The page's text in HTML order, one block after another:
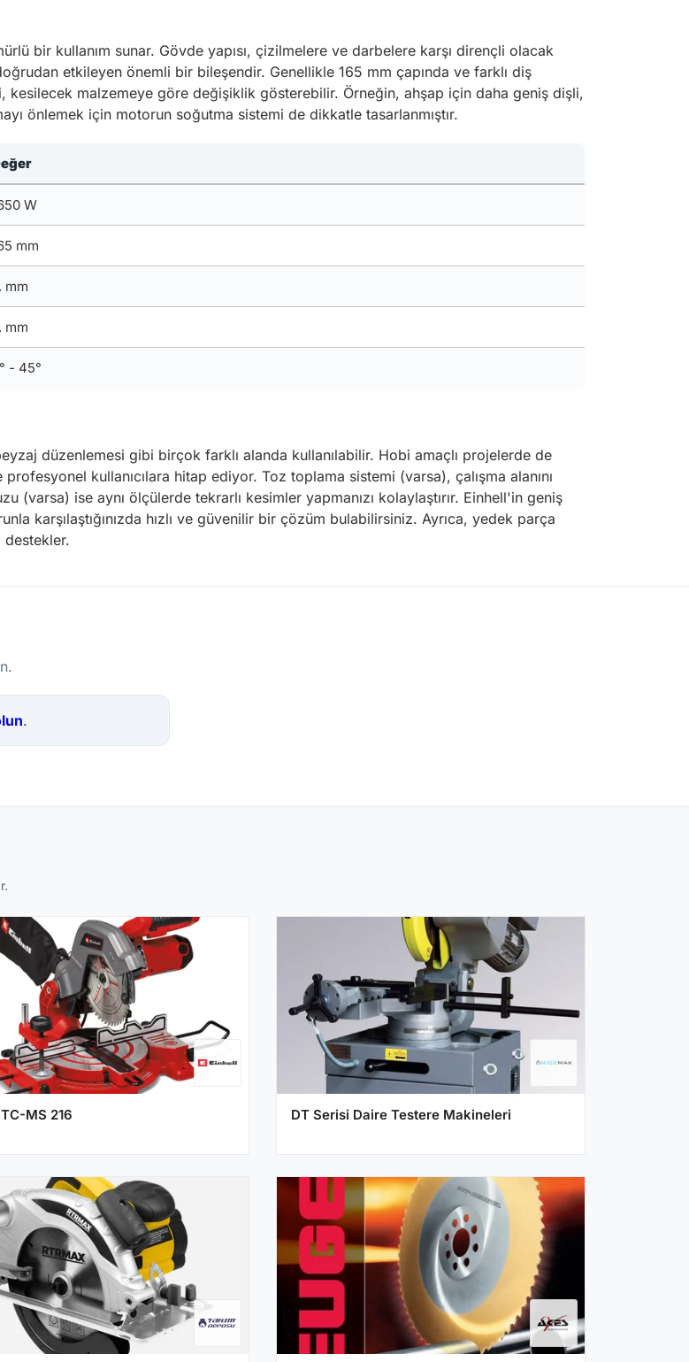
bir kullanım sunar. Gövde yapısı, çizilmelere ve darbelere karşı dirençli olacak
etkileyen önemli bir bileşendir. Genellikle 165 mm çapında ve farklı diş
kesilecek malzemeye göre değişiklik gösterebilir. Örneğin, ahşap için daha geniş dişli,
önlemek için motorun soğutma sistemi de dikkatle tasarlanmıştır.
W
mm
mm
mm
- 45°
düzenlemesi gibi birçok farklı alanda kullanılabilir. Hobi amaçlı projelerde de
kullanıcılara hitap ediyor. Toz toplama sistemi (varsa), çalışma alanını
(varsa) ise aynı ölçülerde tekrarlı kesimler yapmanızı kolaylaştırır. Einhell'in geniş
karşılaştığınızda hızlı ve güvenilir bir çözüm bulabilirsiniz. Ayrıca, yedek parça
destekler.
.
MS 216 DT Serisi Daire Testere Makineleri